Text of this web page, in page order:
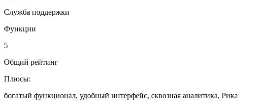
Служба поддержки
Функции
5
Общий рейтинг
Плюсы:
богатый функционал, удобный интерфейс, сквозная аналитика, Рика